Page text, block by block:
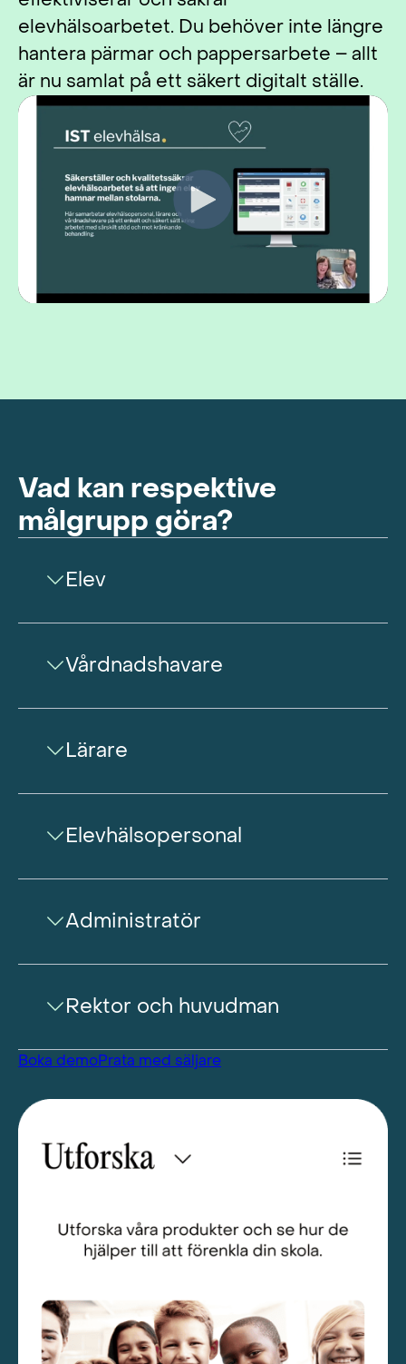
elevhälsoarbetet. Du behöver inte längre
hantera pärmar och pappersarbete – allt
är nu samlat på ett säkert digitalt ställe.
Vad kan respektive
målgrupp göra?
Elev
Vårdnadshavare
Lärare
Elevhälsopersonal
Administratör
Rektor och huvudman
Boka demoPrata med säljare